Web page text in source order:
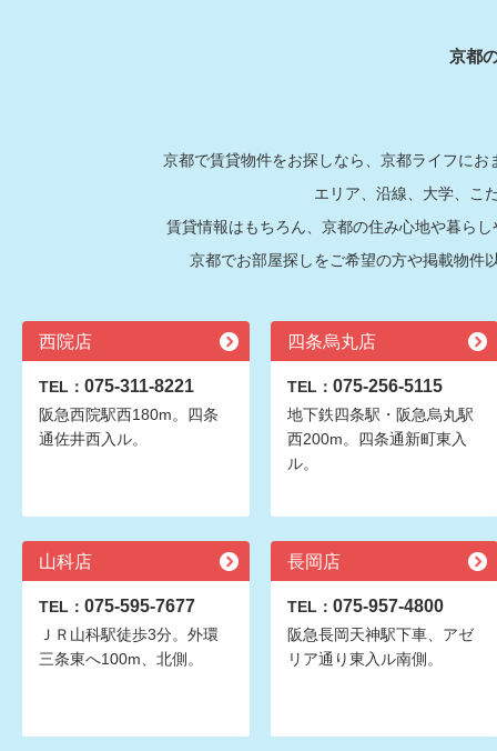
京都
京都で賃貸物件をお探しなら、京都ライフに
エリア、沿線、大学、こ
賃貸情報はもちろん、京都の住み心地や暮ら
京都でお部屋探しをご希望の方や掲載物件
西院店
TEL： 075-311-8221
阪急西院駅西180m。四条
通佐井西入ル。
四条烏丸店
TEL： 075-256-5115
地下鉄四条駅・阪急烏丸駅
西200m。四条通新町東入
ル。
山科店
TEL： 075-595-7677
ＪＲ山科駅徒歩3分。外環
三条東へ100m、北側。
長岡店
TEL： 075-957-4800
阪急長岡天神駅下車、アゼ
リア通り東入ル南側。